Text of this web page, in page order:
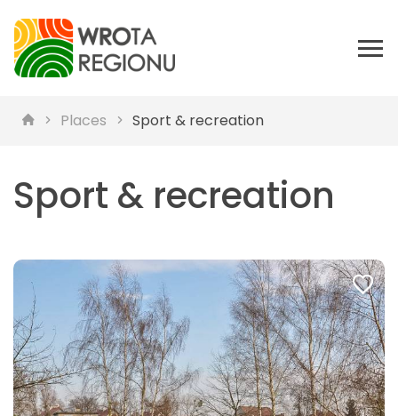
Places Sport & recreation
Sport & recreation